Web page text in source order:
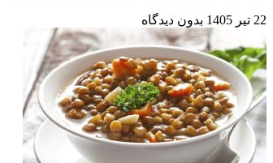
22 تیر 1405 بدون دیدگاه